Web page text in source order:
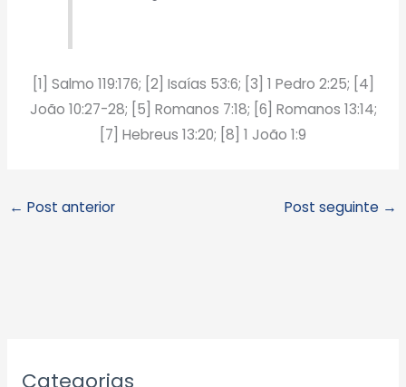
[1] Salmo 119:176; [2] Isaías 53:6; [3] 1 Pedro 2:25; [4]
João 10:27-28; [5] Romanos 7:18; [6] Romanos 13:14;
[7] Hebreus 13:20; [8] 1 João 1:9
← Post anterior Post seguinte →
Categorias
r